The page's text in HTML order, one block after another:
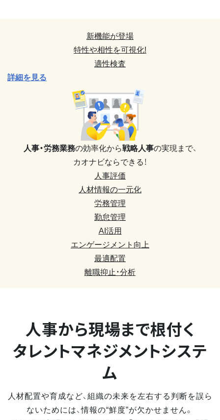
新機能が登場
特性や相性を可視化!
適性検査
詳細を見る
人事・労務業務の効率化から戦略人事の実現まで、
カオナビならできる！
人事評価
人材情報の一元化
労務管理
勤怠管理
AI活用
エンゲージメント向上
最適配置
離職抑止・分析
人事から現場まで根付く
タレントマネジメントシステ
ム
人材配置や育成など、組織の未来を左右する判断を誤ら
ないためには、情報の“鮮度”が欠かせません。